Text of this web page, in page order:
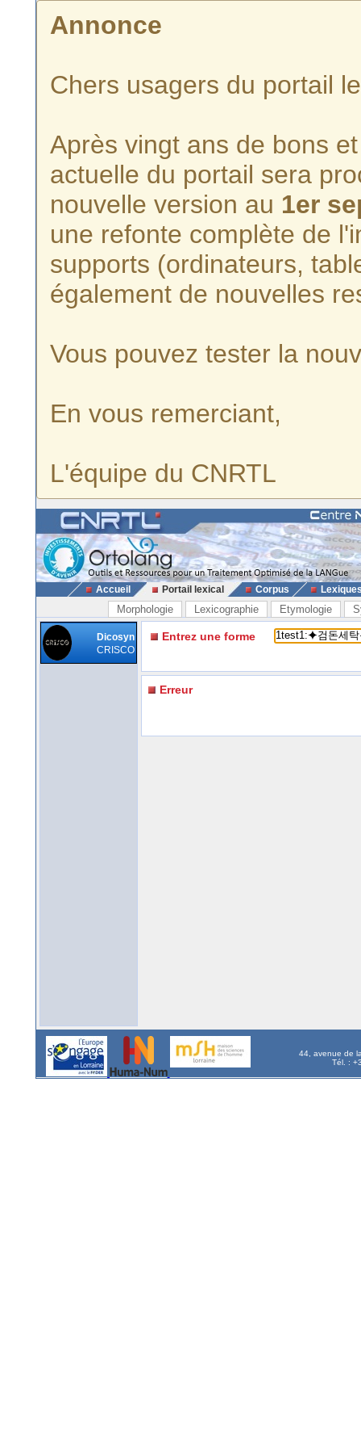
Annonce
Chers usagers du portail
Après vingt ans de bons
actuelle du portail sera
nouvelle version au 1er
une refonte complète de
supports (ordinateurs,
également de nouvelles
Vous pouvez tester la
En vous remerciant,
L'équipe du CNRTL
Accueil Portail lexical Corpus
Morphologie Lexicographie Etymologie
Dicosyn
CRISCO
Entrez une forme
Erreur
44, avenue de
Tél. :